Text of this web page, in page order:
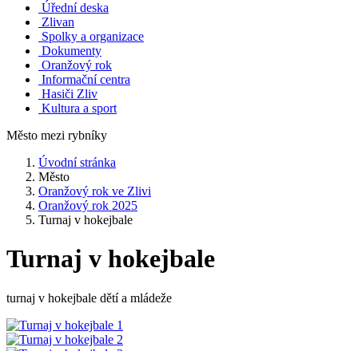
Úřední deska
Zlivan
Spolky a organizace
Dokumenty
Oranžový rok
Informační centra
Hasiči Zliv
Kultura a sport
Město mezi rybníky
Úvodní stránka
Město
Oranžový rok ve Zlivi
Oranžový rok 2025
Turnaj v hokejbale
Turnaj v hokejbale
turnaj v hokejbale dětí a mládeže